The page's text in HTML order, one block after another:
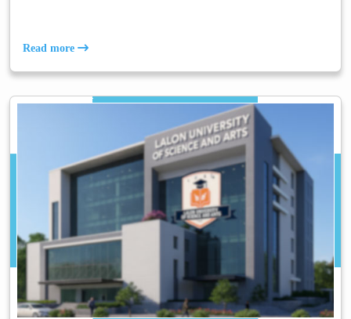
Read more